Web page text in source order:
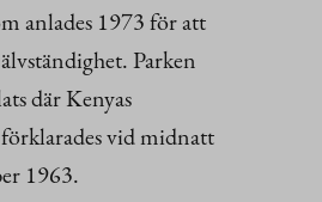
anlades 1973 för att
Parken
där Kenyas
vid midnatt
1963.